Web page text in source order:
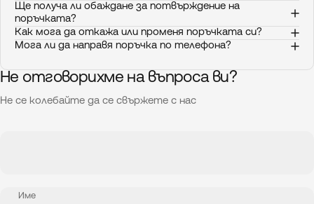
Ще получа ли обаждане за потвърждение на
поръчката?
Как мога да откажа или променя поръчката си?
Мога ли да направя поръчка по телефона?
Не отговорихме на въпроса ви?
Не се колебайте да се свържете с нас
Име